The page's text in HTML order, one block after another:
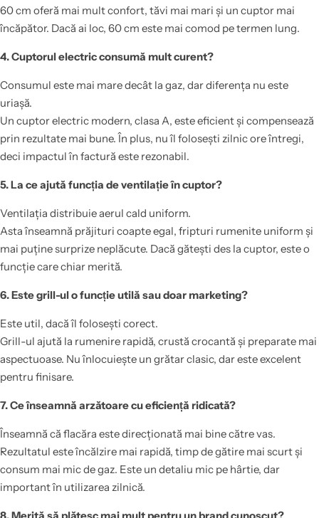
60 cm oferă mai mult confort, tăvi mai mari și un cuptor mai
încăpător. Dacă ai loc, 60 cm este mai comod pe termen lung.
4. Cuptorul electric consumă mult curent?
Consumul este mai mare decât la gaz, dar diferența nu este
uriașă.
Un cuptor electric modern, clasa A, este eficient și compensează
prin rezultate mai bune. În plus, nu îl folosești zilnic ore întregi,
deci impactul în factură este rezonabil.
5. La ce ajută funcția de ventilație în cuptor?
Ventilația distribuie aerul cald uniform.
Asta înseamnă prăjituri coapte egal, fripturi rumenite uniform și
mai puține surprize neplăcute. Dacă gătești des la cuptor, este o
funcție care chiar merită.
6. Este grill-ul o funcție utilă sau doar marketing?
Este util, dacă îl folosești corect.
Grill-ul ajută la rumenire rapidă, crustă crocantă și preparate mai
aspectuoase. Nu înlocuiește un grătar clasic, dar este excelent
pentru finisare.
7. Ce înseamnă arzătoare cu eficiență ridicată?
Înseamnă că flacăra este direcționată mai bine către vas.
Rezultatul este încălzire mai rapidă, timp de gătire mai scurt și
consum mai mic de gaz. Este un detaliu mic pe hârtie, dar
important în utilizarea zilnică.
8. Merită să plătesc mai mult pentru un brand cunoscut?